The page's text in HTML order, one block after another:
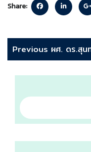
Share:
Previous ผศ. ดร.สุน